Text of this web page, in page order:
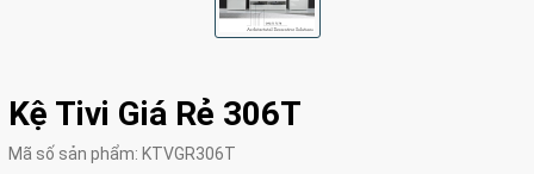
Kệ Tivi Giá Rẻ 306T
Mã số sản phẩm: KTVGR306T